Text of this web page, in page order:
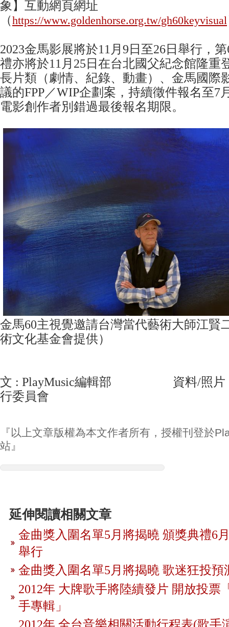
象】互動網頁網址
（https://www.goldenhorse.org.tw/gh60keyvisual
2023金馬影展將於11月9日至26日舉行，
禮亦將於11月25日在台北國父紀念館隆重
長片類（劇情、紀錄、動畫）、金馬國際
議的FPP／WIP企劃案，持續徵件報名至7
電影創作者別錯過最後報名期限。
金馬60主視覺邀請台灣當代藝術大師江賢
術文化基金會提供）
文 : PlayMusic編輯部 資料/照片 :
行委員會
『以上文章版權為本文作者所有，授權刊登於
站』
延伸閱讀相關文章
金曲獎入圍名單5月將揭曉 頒獎典禮6
舉行
金曲獎入圍名單5月將揭曉 歌迷狂投預
2012年 大牌歌手將陸續發片 開放投票
手專輯」